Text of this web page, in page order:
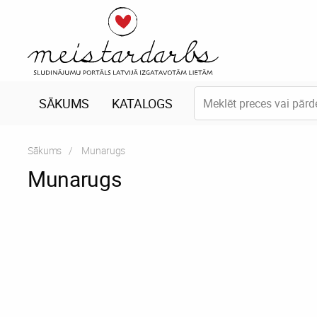
SĀKUMS KATALOGS
Sākums Current:
Munarugs
Munarugs